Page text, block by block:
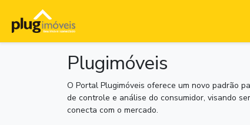
Plugimóveis
O Portal Plugimóveis oferece um novo padrão
de controle e análise do consumidor, visando
conecta com o mercado.